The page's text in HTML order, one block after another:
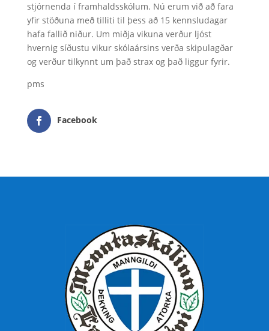
stjórnenda í framhaldsskólum. Nú erum við að fara
yfir stöðuna með tilliti til þess að 15 kennsludagar
hafa fallið niður. Um miðja vikuna verður ljóst
hvernig síðustu vikur skólaársins verða skipulagðar
og verður tilkynnt um það strax og það liggur fyrir.
pms
Facebook